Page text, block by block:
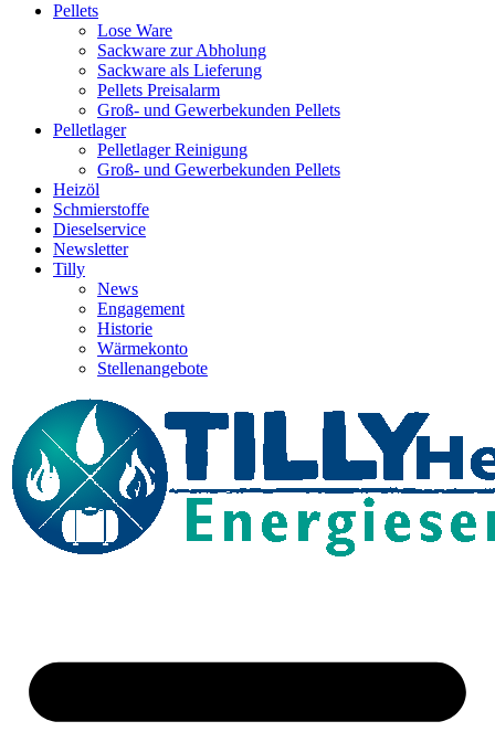
Pellets
Lose Ware
Sackware zur Abholung
Sackware als Lieferung
Pellets Preisalarm
Groß- und Gewerbekunden Pellets
Pelletlager
Pelletlager Reinigung
Groß- und Gewerbekunden Pellets
Heizöl
Schmierstoffe
Dieselservice
Newsletter
Tilly
News
Engagement
Historie
Wärmekonto
Stellenangebote